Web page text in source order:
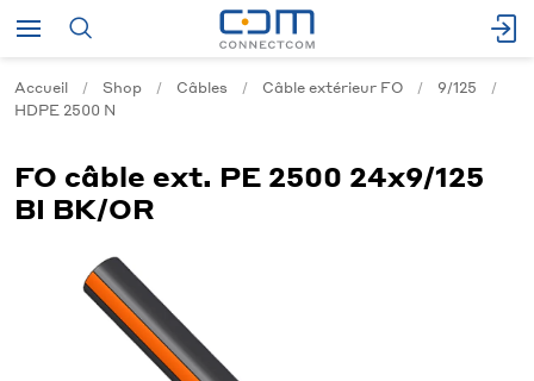
Accueil Shop Câbles Câble extérieur FO
9/125
HDPE 2500 N
FO câble ext. PE 2500 24x9/125
BI BK/OR